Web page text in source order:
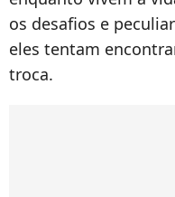
os desafios e
eles tentam
troca.